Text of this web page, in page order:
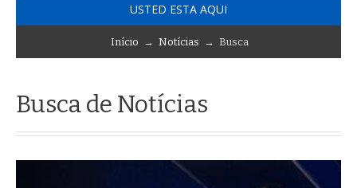
USTED ESTA AQUI
Início → Notícias → Busca
Busca de Notícias